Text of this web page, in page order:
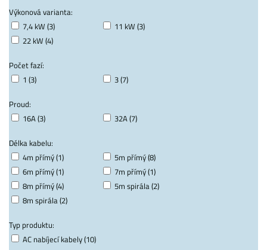
Výkonová varianta:
7,4 kW (3)
11 kW (3)
22 kW (4)
Počet fazí:
1 (3)
3 (7)
Proud:
16A (3)
32A (7)
Délka kabelu:
4m přímý (1)
5m přímý (8)
6m přímý (1)
7m přímý (1)
8m přímý (4)
5m spirála (2)
8m spirála (2)
Typ produktu:
AC nabíjecí kabely (10)